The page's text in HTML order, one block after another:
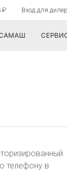
₽ Вход для
телефону в